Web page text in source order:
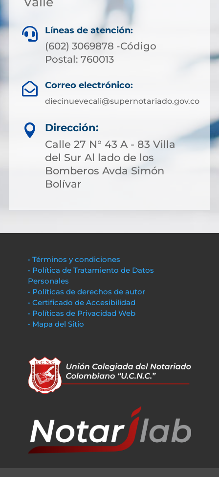
 Líneas de atención:
(602) 3069878 -Código
Postal: 760013
 Correo electrónico:
diecinuevecali@supernotariado.gov.co

Dirección:
Calle 27 N° 43 A - 83 Villa
del Sur Al lado de los
Bomberos Avda Simón
Bolívar
• Términos y condiciones
• Política de Tratamiento de Datos
Personales
• Políticas de derechos de autor
• Certificado de Accesibilidad
• Políticas de Privacidad Web
• Mapa del Sitio